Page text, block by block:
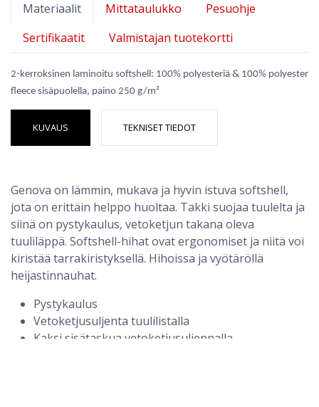
Materiaalit Mittataulukko
Pesuohje
Sertifikaatit
Valmistajan tuotekortti
2-kerroksinen laminoitu softshell: 100% polyesteriä & 100% polyester
fleece sisäpuolella, paino 250 g/m²
KUVAUS TEKNISET TIEDOT
Genova on lämmin, mukava ja hyvin istuva softshell,
jota on erittäin helppo huoltaa. Takki suojaa tuulelta ja
siinä on pystykaulus, vetoketjun takana oleva
tuuliläppä. Softshell-hihat ovat ergonomiset ja niitä voi
kiristää tarrakiristyksellä. Hihoissa ja vyötäröllä
heijastinnauhat.
Pystykaulus
Vetoketjusuljenta tuulilistalla
Kaksi sisätaskua vetoketjusuljennalla